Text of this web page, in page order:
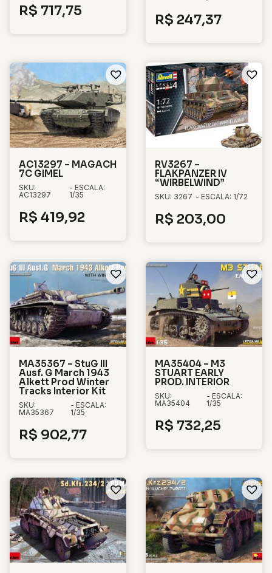
R$ 717,75
R$ 247,37
AC13297 – MAGACH
7C GIMEL
SKU:
AC13297
- ESCALA:
1/35
R$ 419,92
RV3267 –
FLAKPANZER IV
“WIRBELWIND”
SKU: 3267 - ESCALA: 1/72
R$ 203,00
MA35367 – StuG III
Ausf. G March 1943
Alkett Prod Winter
Tracks Interior Kit
SKU:
MA35367
- ESCALA:
1/35
R$ 902,77
MA35404 – M3
STUART EARLY
PROD. INTERIOR
SKU:
MA35404
- ESCALA:
1/35
R$ 732,25